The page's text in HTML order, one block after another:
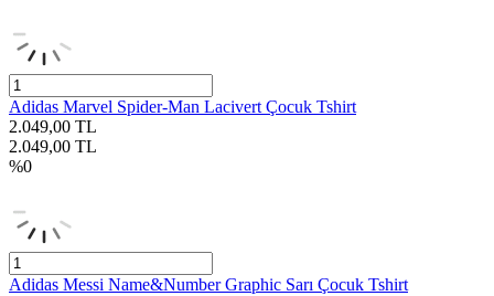
Adidas Marvel Spider-Man Lacivert Çocuk Tshirt
2.049,00 TL
2.049,00 TL
%0
Adidas Messi Name&Number Graphic Sarı Çocuk Tshirt